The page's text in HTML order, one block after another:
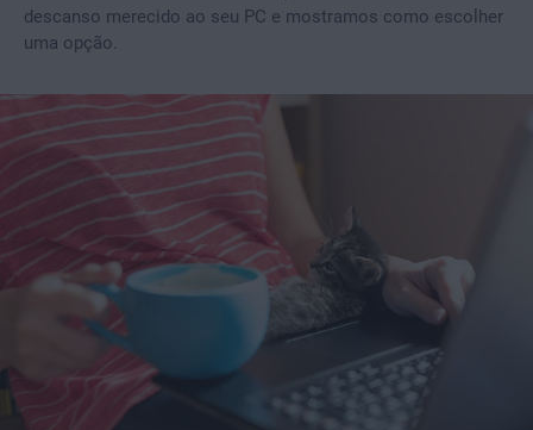
descanso merecido ao seu PC e mostramos como escolher
uma opção.